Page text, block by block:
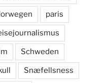
paris
Schweden
Snæfellsness